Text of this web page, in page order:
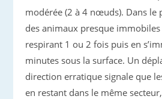
modérée (2 à 4 nœuds). Dans le
des animaux presque
respirant 1 ou 2 fois puis en
minutes sous la surface. Un
direction erratique signale que
en restant dans le même